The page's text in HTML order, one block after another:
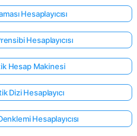
Hesaplayıcısı
Hesaplayıcısı
Hesap Makinesi
Dizi Hesaplayıcı
Hesaplayıcısı